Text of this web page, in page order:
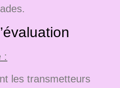
:
les transmetteurs